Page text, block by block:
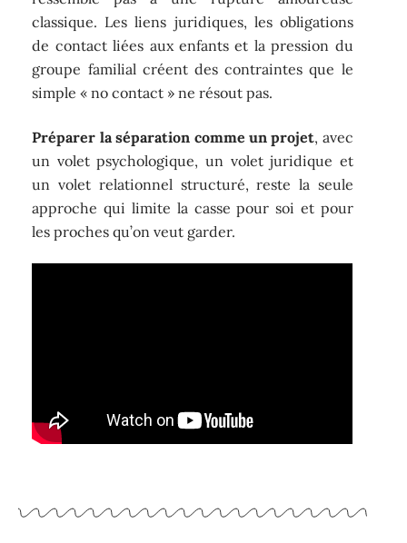
classique. Les liens juridiques, les obligations
de contact liées aux enfants et la pression du
groupe familial créent des contraintes que le
simple « no contact » ne résout pas.
Préparer la séparation comme un projet, avec
un volet psychologique, un volet juridique et
un volet relationnel structuré, reste la seule
approche qui limite la casse pour soi et pour
les proches qu’on veut garder.